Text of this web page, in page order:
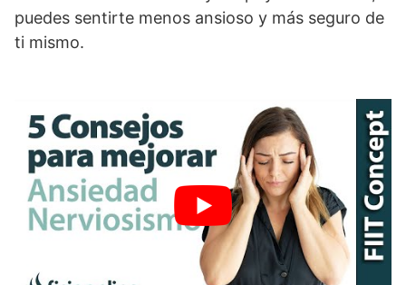
puedes sentirte menos ansioso y más seguro de
ti mismo.